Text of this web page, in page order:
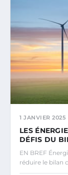
1 JANVIER 2025
LES
DÉFIS DU
EN BREF
réduire le bilan